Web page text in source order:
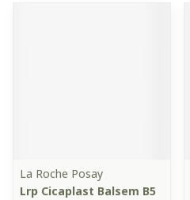
La Roche Posay
Lrp Cicaplast Balsem B5